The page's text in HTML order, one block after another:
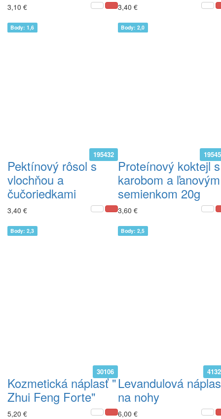
3,10 € 3,40 €
Body: 1,6
195432
Pektínový rôsol s
vlochňou a
čučoriedkami
3,40 €
Body: 2,0
Proteínový koktejl s
karobom a ľanovým
semienkom 20g
3,60 €
Body: 2,3
30106
Kozmetická náplasť "
Zhui Feng Forte"
5,20 €
Body: 2,5
Levandulová
na nohy
6,00 €